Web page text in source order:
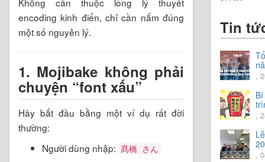
encoding kinh điển, chỉ cần nắm đúng
một số nguyên lý.
1. Mojibake không phải
chuyện “font xấu”
Hãy bắt đầu bằng một ví dụ rất đời
thường:
Người dùng nhập: 髙橋 さん
Tin
,
,
,